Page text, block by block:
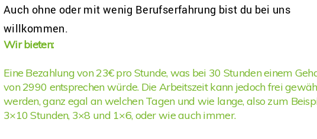
Auch ohne oder mit wenig Berufserfahrung bist du bei uns
willkommen.
Wir bieten:
Eine Bezahlung von 23€ pro Stunde, was bei 30 Stunden einem
von 2990 entsprechen würde. Die Arbeitszeit kann jedoch frei
werden, ganz egal an welchen Tagen und wie lange, also zum
3×10 Stunden, 3×8 und 1×6, oder wie auch immer.